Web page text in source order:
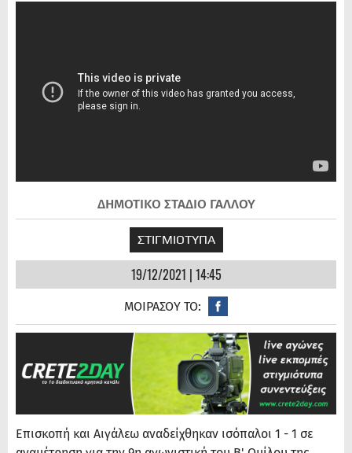
ΔΗΜΟΤΙΚΟ ΣΤΑΔΙΟ ΓΑΛΛΟΥ
ΣΤΙΓΜΙΟΤΥΠΑ
19/12/2021 | 14:45
ΜΟΙΡΑΣΟΥ ΤΟ:
Επισκοπή και Αιγάλεω αναδείχθηκαν ισόπαλοι 1 - 1 σε